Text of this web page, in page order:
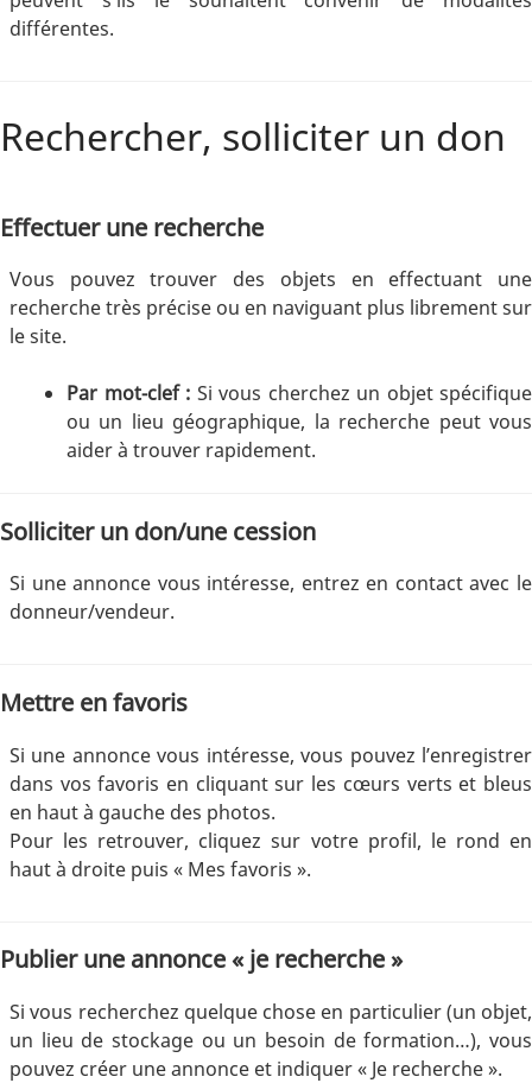
différentes.
Rechercher, solliciter un don
Effectuer une recherche
Vous pouvez trouver des objets en effectuant une
recherche très précise ou en naviguant plus librement sur
le site.
Par mot-clef : Si vous cherchez un objet spécifique
ou un lieu géographique, la recherche peut vous
aider à trouver rapidement.
Solliciter un don/une cession
Si une annonce vous intéresse, entrez en contact avec le
donneur/vendeur.
Mettre en favoris
Si une annonce vous intéresse, vous pouvez l’enregistrer
dans vos favoris en cliquant sur les cœurs verts et bleus
en haut à gauche des photos.
Pour les retrouver, cliquez sur votre profil, le rond en
haut à droite puis « Mes favoris ».
Publier une annonce « je recherche »
Si vous recherchez quelque chose en particulier (un objet,
un lieu de stockage ou un besoin de formation…), vous
pouvez créer une annonce et indiquer « Je recherche ».